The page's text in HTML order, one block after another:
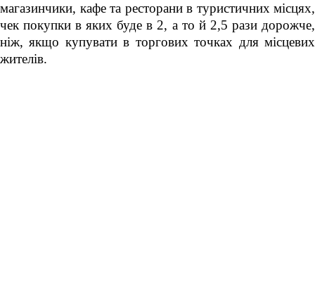
магазинчики, кафе та ресторани в туристичних місцях,
чек покупки в яких буде в 2, а то й 2,5 рази дорожче,
ніж, якщо купувати в торгових точках для місцевих
жителів.